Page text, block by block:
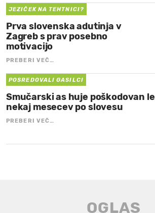
JEZIČEK NA TEHTNICI?
Prva slovenska adutinja v
Zagreb s prav posebno
motivacijo
PREBERI VEČ…
POSREDOVALI GASILCI
Smučarski as huje poškodovan le
nekaj mesecev po slovesu
PREBERI VEČ…